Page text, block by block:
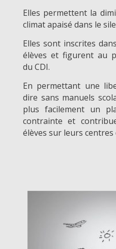
Elles permettent la
climat apaisé dans le
Elles sont inscrites
élèves et figurent au
du CDI.
En permettant une
dire sans manuels
plus facilement un
contrainte et
élèves sur leurs centres